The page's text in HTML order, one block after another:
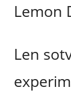
Lemon
Len